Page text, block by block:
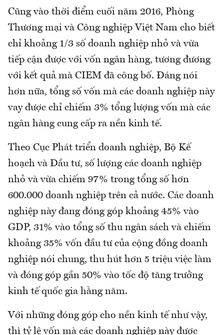
Cũng vào thời điểm cuối năm 2016, Phòng
Thương mại và Công nghiệp Việt Nam cho biết
chỉ khoảng 1/3 số doanh nghiệp nhỏ và vừa
tiếp cận được với vốn ngân hàng, tương đương
với kết quả mà CIEM đã công bố. Đáng nói
hơn nữa, tổng số vốn mà các doanh nghiệp này
vay được chỉ chiếm 3% tổng lượng vốn mà các
ngân hàng cung cấp ra nền kinh tế.
Theo Cục Phát triển doanh nghiệp, Bộ Kế
hoạch và Đầu tư, số lượng các doanh nghiệp
nhỏ và vừa chiếm 97% trong tổng số hơn
600.000 doanh nghiệp trên cả nước. Các doanh
nghiệp này đang đóng góp khoảng 45% vào
GDP, 31% vào tổng số thu ngân sách và chiếm
khoảng 35% vốn đầu tư của cộng đồng doanh
nghiệp nói chung, thu hút hơn 5 triệu việc làm
và đóng góp gần 50% vào tốc độ tăng trưởng
kinh tế quốc gia hằng năm.
Với những đóng góp cho nền kinh tế như vậy,
thì tỷ lệ vốn mà các doanh nghiệp này được